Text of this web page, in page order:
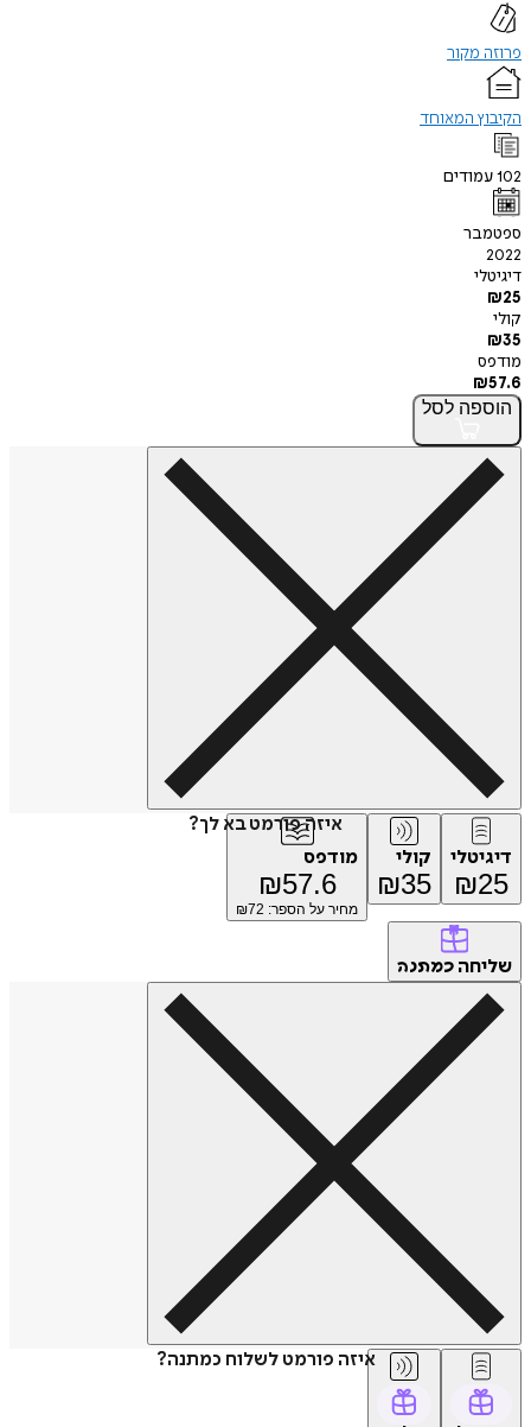
פרוזה מקור
הקיבוץ המאוחד
102עמודים
ספטמבר
2022
דיגיטלי
₪25
קולי
₪35
מודפס
₪57.6
הוספה לסל
איזה פורמט בא לך?
דיגיטלי
₪25
קולי
₪35
מודפס
₪57.6
מחיר על הספר: ₪ 72
שליחה כמתנה
איזה פורמט לשלוח כמתנה?